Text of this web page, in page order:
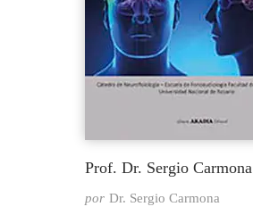
Prof. Dr. Sergio Carmona
por Dr. Sergio Carmona